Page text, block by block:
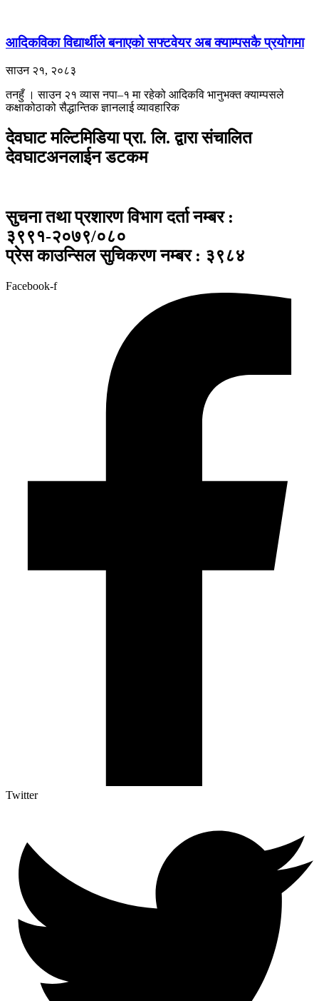
आदिकविका विद्यार्थीले बनाएको सफ्टवेयर अब क्याम्पसकै प्रयोगमा
साउन २१, २०८३
तनहुँ । साउन २१ ​व्यास नपा–१ मा रहेको आदिकवि भानुभक्त क्याम्पसले
कक्षाकोठाको सैद्धान्तिक ज्ञानलाई व्यावहारिक
देवघाट मल्टिमिडिया प्रा. लि. द्वारा संचालित
देवघाटअनलाईन डटकम
सुचना तथा प्रशारण विभाग दर्ता नम्बर :
३९९१-२०७९/०८०
प्रेस काउन्सिल सुचिकरण नम्बर : ३९८४
Facebook-f
Twitter